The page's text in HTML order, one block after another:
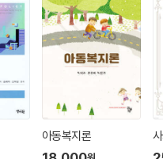
아동복지론